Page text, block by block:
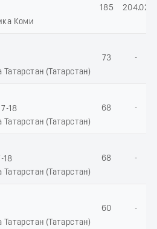
Коми
185 204.02
(Татарстан)
73 -
18
(Татарстан)
68 -
18
(Татарстан)
68 -
(Татарстан)
60 -